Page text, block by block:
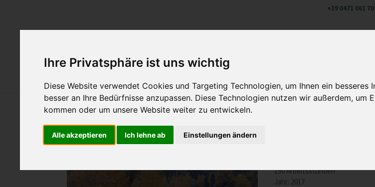
Ihre Privatsphäre ist uns wichtig
Diese Website verwendet Cookies und Targeting Technologien, um Ihnen ein
besser an Ihre Bedürfnisse anzupassen. Diese Technologien nutzen wir außerdem, um
kommen oder um unsere Website weiter zu entwickeln.
Alle akzeptieren Ich lehne ab Einstellungen ändern
+39 0471 061
Hund & Horn
Kassefeld und Lutterkopf, teilweise im Natura 2000 Gebiet
Rieserferner-Ahrn
150 Arbeitsstunden
Jahr: 2017